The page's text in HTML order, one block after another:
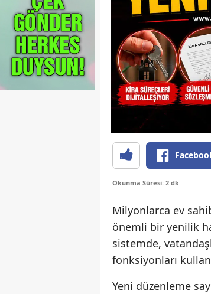
Okunma Süresi: 2 dk
Milyonlarca ev
önemli bir yenilik
sistemde,
fonksiyonları
Yeni düzenleme